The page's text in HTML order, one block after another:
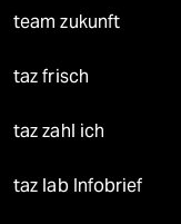
team zukunft
taz frisch
taz zahl ich
taz lab Infobrief